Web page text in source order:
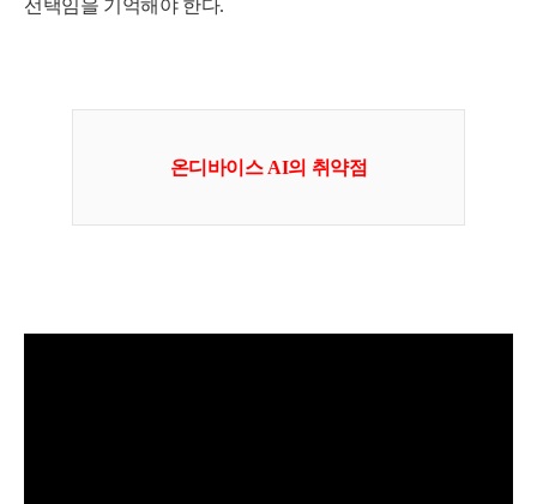
선택임을 기억해야 한다.
온디바이스 AI의 취약점